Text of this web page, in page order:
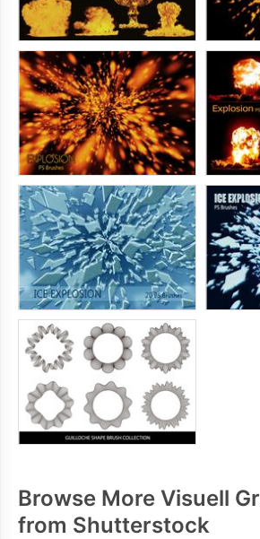
Browse More Visuell
from Shutterstock